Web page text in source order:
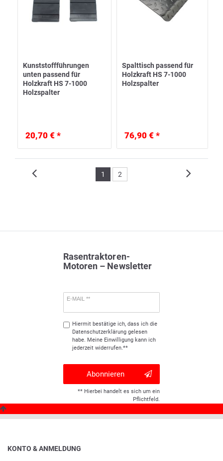
Kunststoffführungen
unten passend für
Holzkraft HS 7-1000
Holzspalter
20,70 € *
Spalttisch passend für
Holzkraft HS 7-1000
Holzspalter
76,90 € *
1 2
Rasentraktoren-
Motoren – Newsletter
E-MAIL **
Hiermit bestätige ich, dass ich die
Daten­schutz­erklärunggelesen
habe. Meine Einwilligung kann ich
jederzeit widerrufen.**
Abonnieren
** Hierbei handelt es sich um ein
Pflichtfeld.
KONTO & ANMELDUNG